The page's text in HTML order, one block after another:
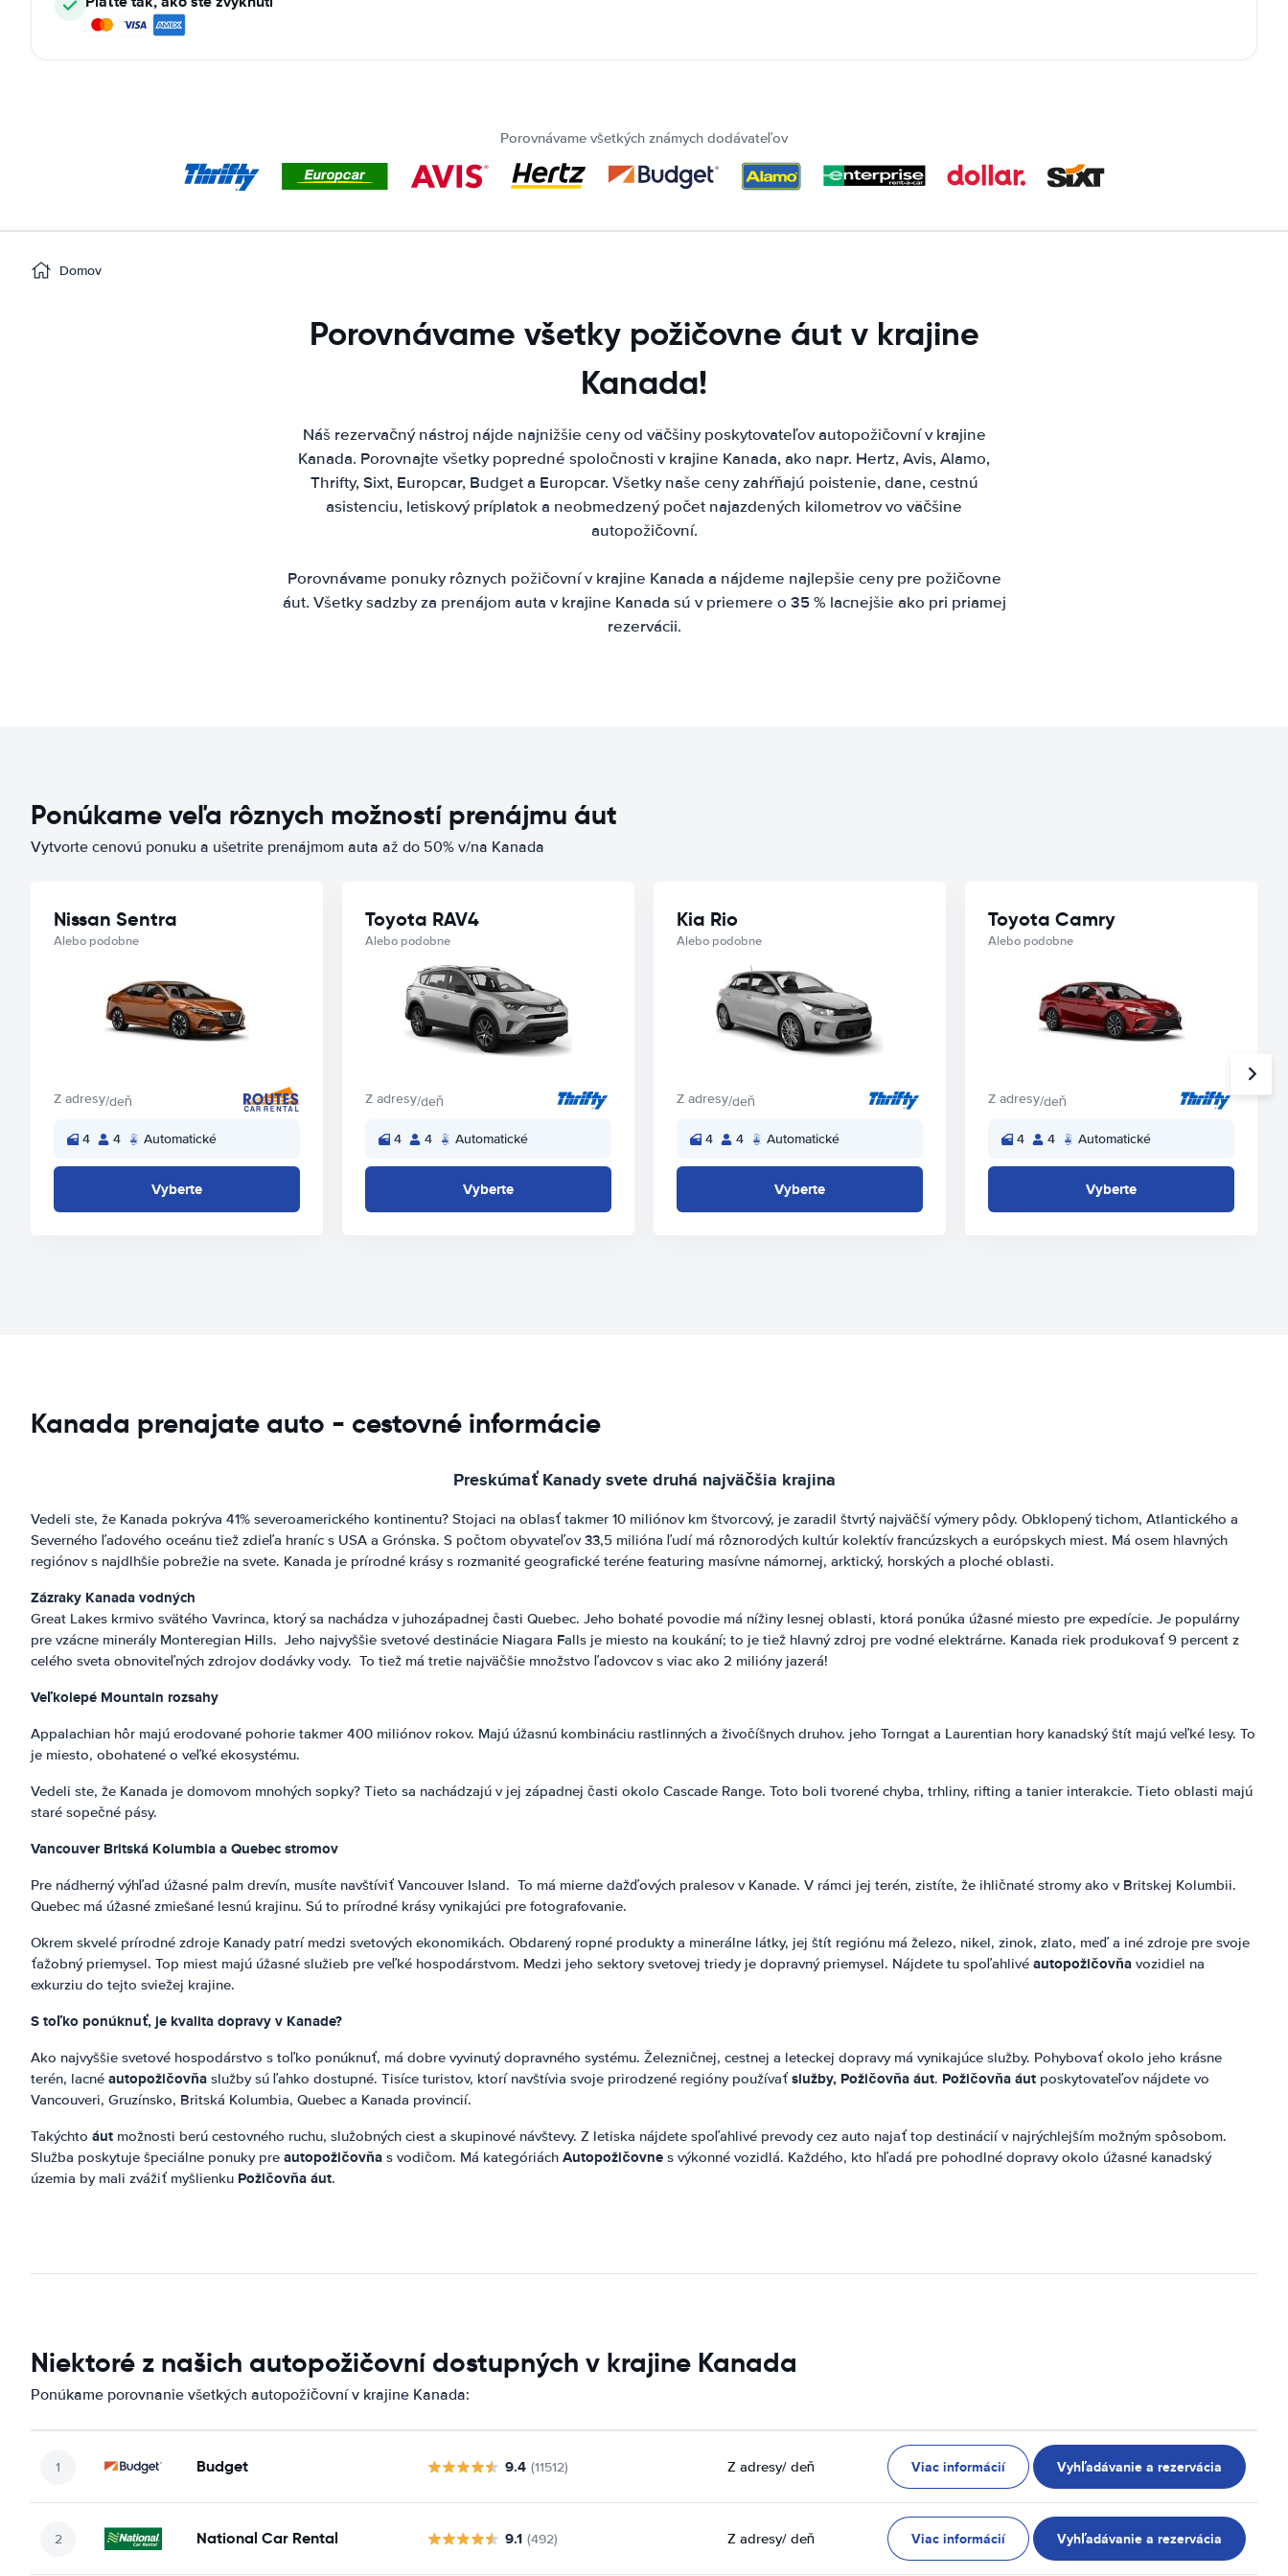
Porovnávame všetkých známych dodávateľov
Domov
Porovnávame všetky požičovne áut v krajine
Kanada!
Náš rezervačný nástroj nájde najnižšie ceny od väčšiny poskytovateľov autopožičovní v krajine
Kanada. Porovnajte všetky popredné spoločnosti v krajine Kanada, ako napr. Hertz, Avis, Alamo,
Thrifty, Sixt, Europcar, Budget a Europcar. Všetky naše ceny zahŕňajú poistenie, dane, cestnú
asistenciu, letiskový príplatok a neobmedzený počet najazdených kilometrov vo väčšine
autopožičovní.
Porovnávame ponuky rôznych požičovní v krajine Kanada a nájdeme najlepšie ceny pre požičovne
áut. Všetky sadzby za prenájom auta v krajine Kanada sú v priemere o 35 % lacnejšie ako pri priamej
rezervácii.
Ponúkame veľa rôznych možností prenájmu áut
Vytvorte cenovú ponuku a ušetrite prenájmom auta až do 50% v/na Kanada
Nissan Sentra
Alebo podobne
Z adresy/deň
4 4 Automatické
Vyberte
Toyota RAV4
Alebo podobne
Z adresy/deň
4 4 Automatické
Vyberte
Kia Rio
Alebo podobne
Z adresy/deň
4 4 Automatické
Vyberte
Toyota Camry
Alebo podobne
Z adresy/deň
4 4 Automatické
Vyberte
Kanada prenajate auto - cestovné informácie
Preskúmať Kanady svete druhá najväčšia krajina
Vedeli ste, že Kanada pokrýva 41% severoamerického kontinentu? Stojaci na oblasť takmer 10 miliónov km štvorcový, je zaradil štvrtý najväčší výmery pôdy. Obklopený tichom, Atlantického a
Severného ľadového oceánu tiež zdieľa hraníc s USA a Grónska. S počtom obyvateľov 33,5 milióna ľudí má rôznorodých kultúr kolektív francúzskych a európskych miest. Má osem hlavných
regiónov s najdlhšie pobrežie na svete. Kanada je prírodné krásy s rozmanité geografické teréne featuring masívne námornej, arktický, horských a ploché oblasti.
Zázraky Kanada vodných
Great Lakes krmivo svätého Vavrinca, ktorý sa nachádza v juhozápadnej časti Quebec. Jeho bohaté povodie má nížiny lesnej oblasti, ktorá ponúka úžasné miesto pre expedície. Je populárny
pre vzácne minerály Monteregian Hills. Jeho najvyššie svetové destinácie Niagara Falls je miesto na koukání; to je tiež hlavný zdroj pre vodné elektrárne. Kanada riek produkovať 9 percent z
celého sveta obnoviteľných zdrojov dodávky vody. To tiež má tretie najväčšie množstvo ľadovcov s viac ako 2 milióny jazerá!
Veľkolepé Mountain rozsahy
Appalachian hôr majú erodované pohorie takmer 400 miliónov rokov. Majú úžasnú kombináciu rastlinných a živočíšnych druhov. jeho Torngat a Laurentian hory kanadský štít majú veľké lesy. To
je miesto, obohatené o veľké ekosystému.
Vedeli ste, že Kanada je domovom mnohých sopky? Tieto sa nachádzajú v jej západnej časti okolo Cascade Range. Toto boli tvorené chyba, trhliny, rifting a tanier interakcie. Tieto oblasti majú
staré sopečné pásy.
Vancouver Britská Kolumbia a Quebec stromov
Pre nádherný výhľad úžasné palm drevín, musíte navštíviť Vancouver Island. To má mierne dažďových pralesov v Kanade. V rámci jej terén, zistíte, že ihličnaté stromy ako v Britskej Kolumbii.
Quebec má úžasné zmiešané lesnú krajinu. Sú to prírodné krásy vynikajúci pre fotografovanie.
Okrem skvelé prírodné zdroje Kanady patrí medzi svetových ekonomikách. Obdarený ropné produkty a minerálne látky, jej štít regiónu má železo, nikel, zinok, zlato, meď a iné zdroje pre svoje
ťažobný priemysel. Top miest majú úžasné služieb pre veľké hospodárstvom. Medzi jeho sektory svetovej triedy je dopravný priemysel. Nájdete tu spoľahlivé autopožičovňa vozidiel na
exkurziu do tejto sviežej krajine.
S toľko ponúknuť, je kvalita dopravy v Kanade?
Ako najvyššie svetové hospodárstvo s toľko ponúknuť, má dobre vyvinutý dopravného systému. Železničnej, cestnej a leteckej dopravy má vynikajúce služby. Pohybovať okolo jeho krásne
terén, lacné autopožičovňa služby sú ľahko dostupné. Tisíce turistov, ktorí navštívia svoje prirodzené regióny používať služby, Požičovňa áut. Požičovňa áut poskytovateľov nájdete vo
Vancouveri, Gruzínsko, Britská Kolumbia, Quebec a Kanada provincií.
Takýchto áut možnosti berú cestovného ruchu, služobných ciest a skupinové návštevy. Z letiska nájdete spoľahlivé prevody cez auto najať top destinácií v najrýchlejším možným spôsobom.
Služba poskytuje špeciálne ponuky pre autopožičovňa s vodičom. Má kategóriách Autopožičovne s výkonné vozidlá. Každého, kto hľadá pre pohodlné dopravy okolo úžasné kanadský
územia by mali zvážiť myšlienku Požičovňa áut.
Niektoré z našich autopožičovní dostupných v krajine Kanada
Ponúkame porovnanie všetkých autopožičovní v krajine Kanada:
Budget 9.4 (11512) Z adresy/ deň Viac informácií Vyhľadávanie a rezervácia
National Car Rental 9.1 (492) Z adresy/ deň Viac informácií Vyhľadávanie a rezervácia